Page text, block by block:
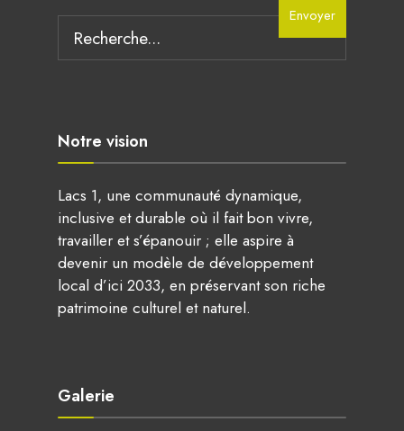
Search
for:
Envoyer
Notre vision
Lacs 1, une communauté dynamique,
inclusive et durable où il fait bon vivre,
travailler et s’épanouir ; elle aspire à
devenir un modèle de développement
local d’ici 2033, en préservant son riche
patrimoine culturel et naturel.
Galerie